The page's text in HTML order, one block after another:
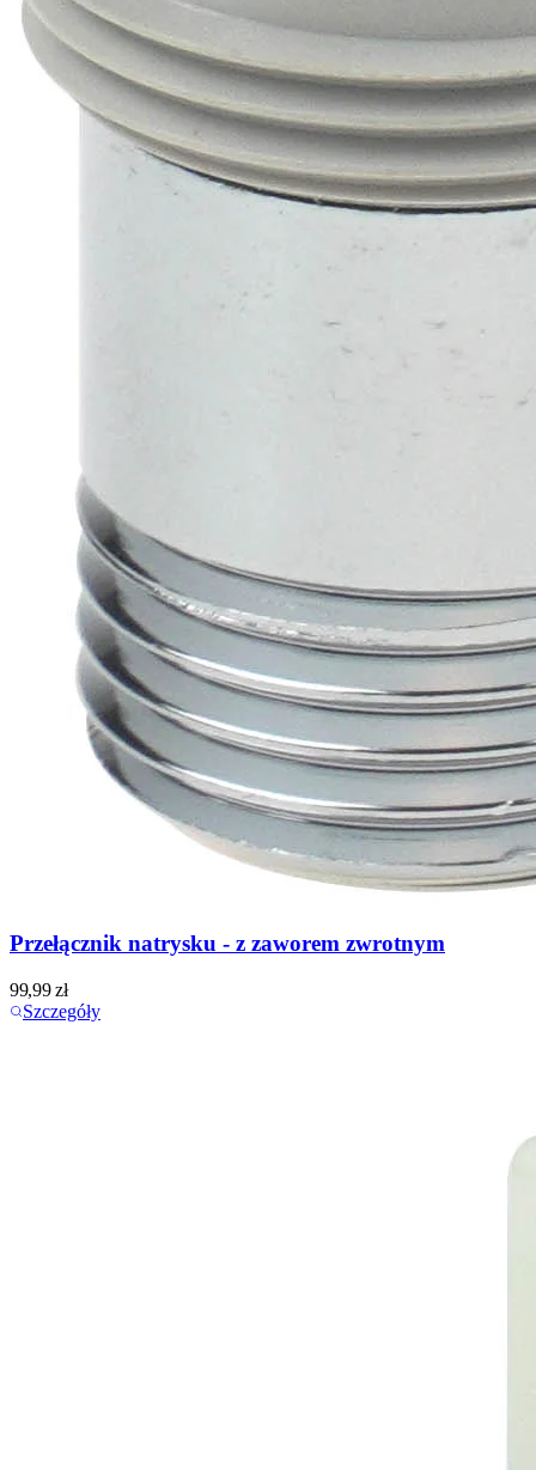
Przełącznik natrysku - z zaworem zwrotnym
99,99zł
Szczegóły